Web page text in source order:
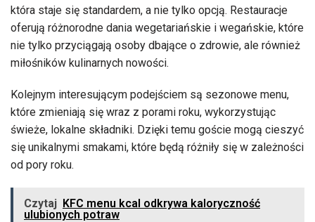
która staje się standardem, a nie tylko opcją. Restauracje
oferują różnorodne dania wegetariańskie i wegańskie, które
nie tylko przyciągają osoby dbające o zdrowie, ale również
miłośników kulinarnych nowości.
Kolejnym interesującym podejściem są sezonowe menu,
które zmieniają się wraz z porami roku, wykorzystując
świeże, lokalne składniki. Dzięki temu goście mogą cieszyć
się unikalnymi smakami, które będą różniły się w zależności
od pory roku.
Czytaj KFC menu kcal odkrywa kaloryczność
ulubionych potraw